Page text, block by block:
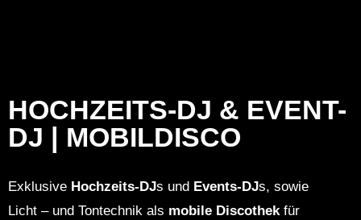
HOCHZEITS-DJ & EVENT-
DJ | MOBILDISCO
Exklusive Hochzeits-DJs und Events-DJs, sowie
Licht – und Tontechnik als mobile Discothekfür